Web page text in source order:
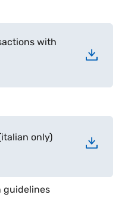
with
only)
guidelines